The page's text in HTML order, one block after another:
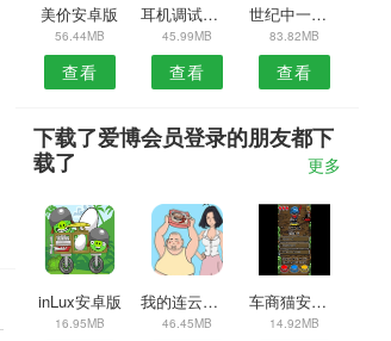
美价安卓版
56.44MB
查看
耳机调试安卓版
45.99MB
查看
世纪中一生活帮安卓版
83.82MB
查看
下载了爱博会员登录的朋友都下
载了
更多
inLux安卓版
16.95MB
我的连云港安卓版
46.45MB
车商猫安卓版
14.92MB